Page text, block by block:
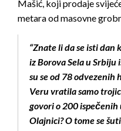
Mašić, koji prodaje
metara od masovne
“Znate li da se isti dan
iz Borova Sela u
su se od 78
Veru vratila samo
govori o 200
Olajnici? O tome se